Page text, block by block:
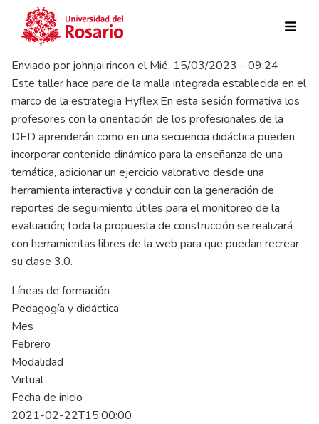
Pasar al contenido principal
Enviado por johnjai.rincon elMié, 15/03/2023 - 09:24
Este taller hace pare de la malla integrada establecida en el
marco de la estrategia Hyflex.En esta sesión formativa los
profesores con la orientación de los profesionales de la
DED aprenderán como en una secuencia didáctica pueden
incorporar contenido dinámico para la enseñanza de una
temática, adicionar un ejercicio valorativo desde una
herramienta interactiva y concluir con la generación de
reportes de seguimiento útiles para el monitoreo de la
evaluación; toda la propuesta de construcción se realizará
con herramientas libres de la web para que puedan recrear
su clase 3.0.
Líneas de formación
Pedagogía y didáctica
Mes
Febrero
Modalidad
Virtual
Fecha de inicio
2021-02-22T15:00:00